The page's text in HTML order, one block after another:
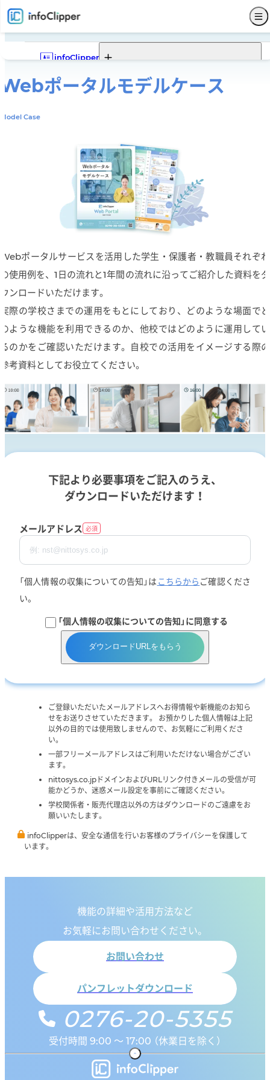
Webポータルモデルケース
Model Case
Webポータルサービスを活用した学生・保護者・教職員それぞれ
の使用例を、1日の流れと1年間の流れに沿ってご紹介した資料をダ
ウンロードいただけます。
実際の学校さまでの運用をもとにしており、どのような場面でど
のような機能を利用できるのか、他校ではどのように運用してい
るのかをご確認いただけます。自校での活用をイメージする際の
参考資料としてお役立てください。
下記より必要事項をご記入のうえ、
ダウンロードいただけます！
メールアドレス 必須
「個人情報の収集についての告知」は こちらから ご確認くださ
い。
「個人情報の収集についての告知」に同意する
ダウンロードURLをもらう
ご登録いただいたメールアドレスへお得情報や新機能のお知ら
せをお送りさせていただきます。 お預かりした個人情報は上記
以外の目的では使用致しませんので、お気軽にご利用くださ
い。
一部フリーメールアドレスはご利用いただけない場合がござい
ます。
nittosys.co.jpドメインおよびURLリンク付きメールの受信が可
能かどうか、迷惑メール設定を事前にご確認ください。
学校関係者・販売代理店以外の方はダウンロードのご遠慮をお
願いいたします。
infoClipperは、安全な通信を行いお客様のプライバシーを保護して
います。
機能の詳細や活用方法など
お気軽にお問い合わせください。
お問い合わせ
パンフレットダウンロード
0276-20-5355
受付時間 9:00 ～ 17:00 （休業日を除く）
infoClipper
infoClipperの機能一覧 infoClipperの強み
導入実績
Webポータル
入試 学籍 出席 成績 就職
サービス仕様
サポート セキュリティ システム構成 開発コンセプト
システム比較 単位制について よくある質問
新着情報
お問い合わせ
パンフレットダウンロード